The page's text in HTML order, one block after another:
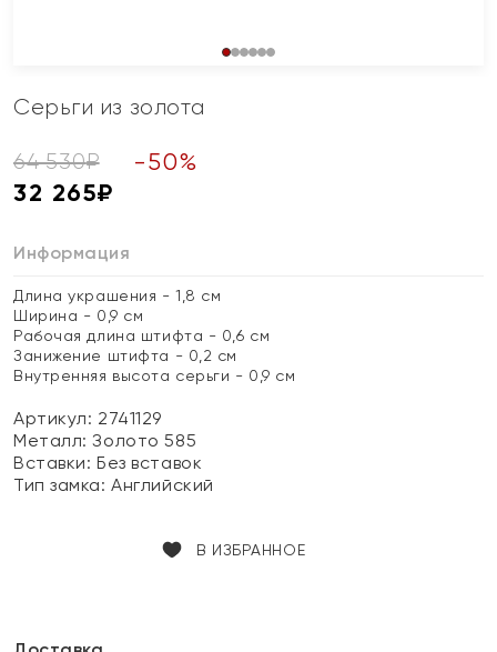
Серьги из золота
64 530₽ -50%
32 265₽
Информация
Длина украшения - 1,8 см
Ширина - 0,9 см
Рабочая длина штифта - 0,6 см
Занижение штифта - 0,2 см
Внутренняя высота серьги - 0,9 см
Артикул: 2741129
Металл:Золото 585
Вставки:Без вставок
Тип замка:Английский
В ИЗБРАННОЕ